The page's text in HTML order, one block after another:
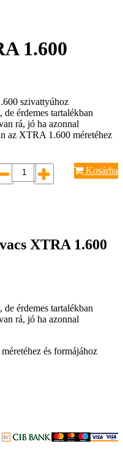
1.600
szivattyúhoz
érdemes tartalékban
rá, jó ha azonnal
az XTRA 1.600 méretéhez
Kosárba
XTRA 1.600
érdemes tartalékban
rá, jó ha azonnal
és formájához